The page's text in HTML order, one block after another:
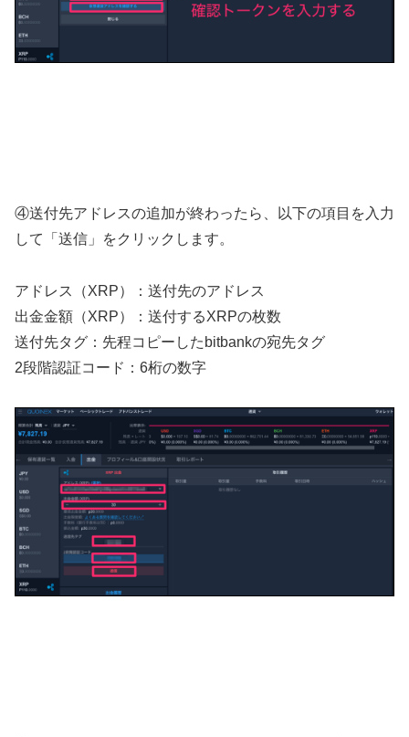
④送付先アドレスの追加が終わったら、以下の項目を入力
して「送信」をクリックします。
アドレス（XRP）：送付先のアドレス
出金金額（XRP）：送付するXRPの枚数
送付先タグ：先程コピーしたbitbankの宛先タグ
2段階認証コード：6桁の数字